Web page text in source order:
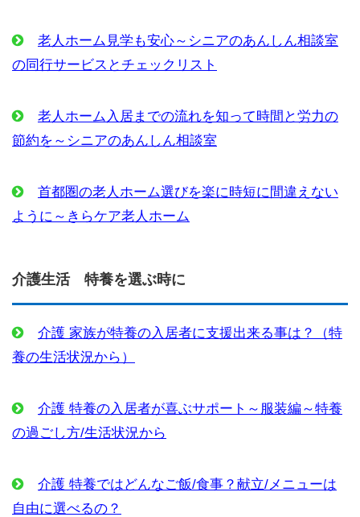
老人ホーム見学も安心～シニアのあんしん相談室
の同行サービスとチェックリスト
老人ホーム入居までの流れを知って時間と労力の
節約を～シニアのあんしん相談室
首都圏の老人ホーム選びを楽に時短に間違えない
ように～きらケア老人ホーム
介護生活 特養を選ぶ時に
介護 家族が特養の入居者に支援出来る事は？（特
養の生活状況から）
介護 特養の入居者が喜ぶサポート～服装編～特養
の過ごし方/生活状況から
介護 特養ではどんなご飯/食事？献立/メニューは
自由に選べるの？